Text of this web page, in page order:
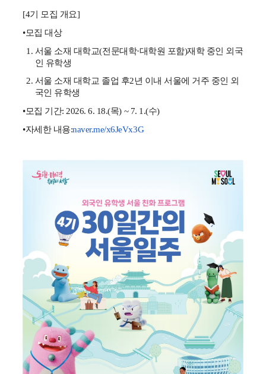
[4기 모집 개요]
•모집 대상
서울 소재 대학교(전문대학·대학원 포함)재학 중인 외국
인 유학생
서울 소재 대학교 졸업 후2년 이내 서울에 거주 중인 외
국인 유학생
•모집 기간: 2026. 6. 18.(목) ~ 7. 1.(수)
•자세한 내용:naver.me/x6JeVx3G